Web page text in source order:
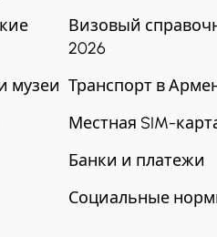
- Дилижан
музеи
Визовый
2026
Транспорт в
Местная SIM-
Банки и платежи
Социальные